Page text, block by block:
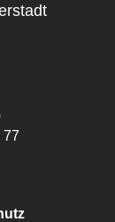
77